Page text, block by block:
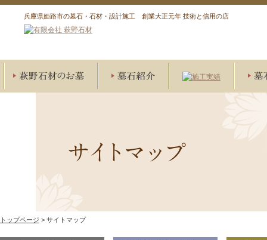
兵庫県姫路市の墓石・石材・設計施工 創業大正元年 技術と信用の店
トップページ > サイトマップ